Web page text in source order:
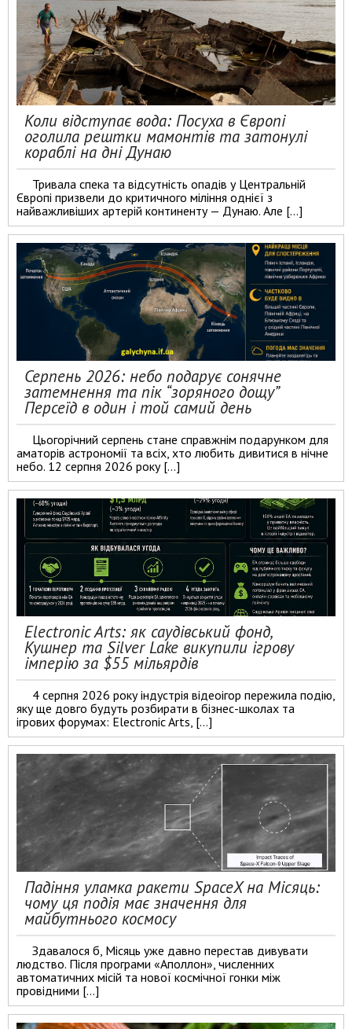
Коли відступає вода: Посуха в Європі
оголила рештки мамонтів та затонулі
кораблі на дні Дунаю
Тривала спека та відсутність опадів у Центральній
Європі призвели до критичного міління однієї з
найважливіших артерій континенту — Дунаю. Але […]
Серпень 2026: небо подарує сонячне
затемнення та пік “зоряного дощу”
Персеїд в один і той самий день
Цьогорічний серпень стане справжнім подарунком для
аматорів астрономії та всіх, хто любить дивитися в нічне
небо. 12 серпня 2026 року […]
Electronic Arts: як саудівський фонд,
Кушнер та Silver Lake викупили ігрову
імперію за $55 мільярдів
4 серпня 2026 року індустрія відеоігор пережила подію,
яку ще довго будуть розбирати в бізнес-школах та
ігрових форумах: Electronic Arts, […]
Падіння уламка ракети SpaceX на Місяць:
чому ця подія має значення для
майбутнього космосу
Здавалося б, Місяць уже давно перестав дивувати
людство. Після програми «Аполлон», численних
автоматичних місій та нової космічної гонки між
провідними […]